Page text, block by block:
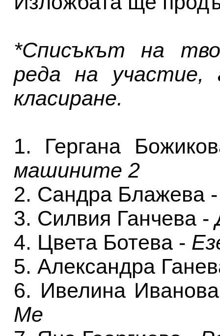
*Списъкът на
реда на участие,
класиране.
1. Гергана
машините 2
2. Сандра Блажева
3. Силвия Ганчева -
4. Цвета Ботева -
5. Александра
6. Ивелина
Me